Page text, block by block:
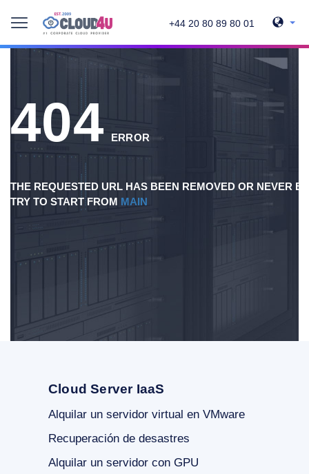
+44 20 80 89 80 01
404 ERROR
THE REQUESTED URL HAS BEEN REMOVED OR NEVER
TRY TO START FROM MAIN
Cloud Server IaaS
Alquilar un servidor virtual en VMware
Recuperación de desastres
Alquilar un servidor con GPU